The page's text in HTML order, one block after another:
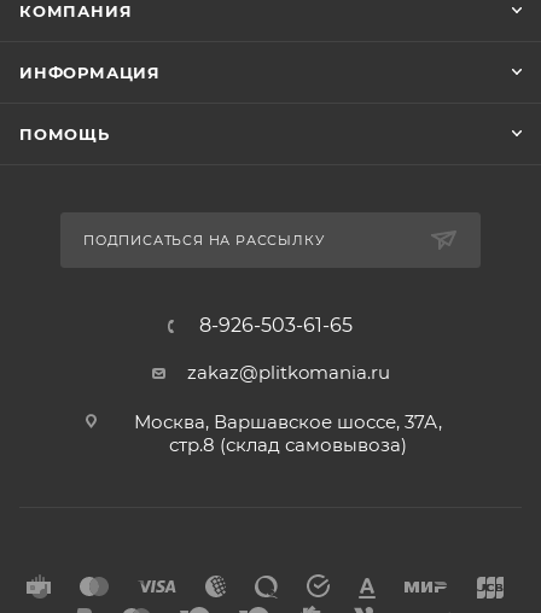
КОМПАНИЯ
ИНФОРМАЦИЯ
ПОМОЩЬ
ПОДПИСАТЬСЯ НА РАССЫЛКУ
8-926-503-61-65
zakaz@plitkomania.ru
Москва, Варшавское шоссе, 37А,
стр.8 (склад самовывоза)